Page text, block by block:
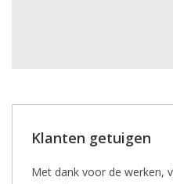
Klanten getuigen
Met dank voor de werken,